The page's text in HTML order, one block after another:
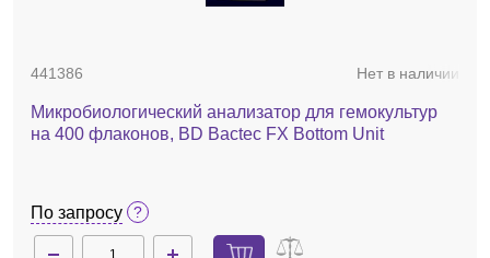
441386 Нет в наличии
Микробиологический анализатор для гемокультур
на 400 флаконов, BD Bactec FX Bottom Unit
По запросу